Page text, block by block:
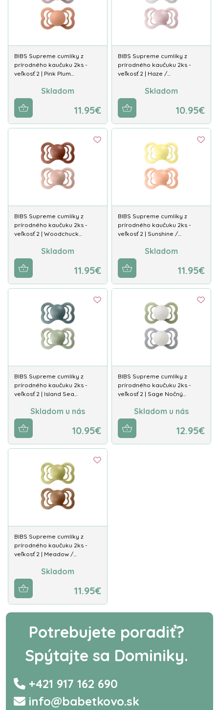
BIBS Supreme cumlíky z
prírodného kaučuku 2ks -
veľkosť 2 | Pink Plum…
Skladom
11.95€
BIBS Supreme cumlíky z
prírodného kaučuku 2ks -
veľkosť 2 | Haze /…
Skladom
10.95€
BIBS Supreme cumlíky z
prírodného kaučuku 2ks -
veľkosť 2 | Woodchuck…
Skladom
11.95€
BIBS Supreme cumlíky z
prírodného kaučuku 2ks -
veľkosť 2 | Sunshine /…
Skladom
11.95€
BIBS Supreme cumlíky z
prírodného kaučuku 2ks -
veľkosť 2 | Island Sea…
Skladom u nás
10.95€
BIBS Supreme cumlíky z
prírodného kaučuku 2ks -
veľkosť 2 | Sage Nočný…
Skladom u nás
12.95€
BIBS Supreme cumlíky z
prírodného kaučuku 2ks -
veľkosť 2 | Meadow /…
Skladom
11.95€
Potrebujete poradiť?
Spýtajte sa Dominiky.
+421 917 162 690
info@babetkovo.sk